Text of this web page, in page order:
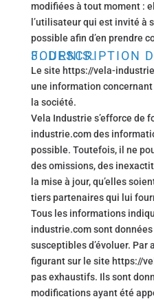
modifiées à tout moment :
l’utilisateur qui est invité à
possible afin d’en prendre
3. DESCRIPTION DES SERVICES FOURNIS.
Le site https://vela-
une information concernant
la société.
Vela Industrie s’efforce de
industrie.com des
possible. Toutefois, il ne
des omissions, des
la mise à jour, qu’elles
tiers partenaires qui lui
Tous les informations
industrie.com sont
susceptibles d’évoluer.
figurant sur le site https://
pas exhaustifs. Ils sont
modifications ayant été